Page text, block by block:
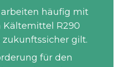
arbeiten häufig mit
R290
zukunftssicher gilt.
für den